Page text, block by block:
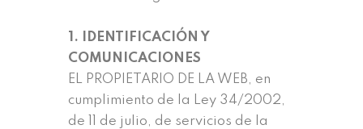
1. IDENTIFICACIÓN Y
COMUNICACIONES
EL PROPIETARIO DE LA WEB, en
cumplimiento de la Ley 34/2002,
de 11 de julio, de servicios de la